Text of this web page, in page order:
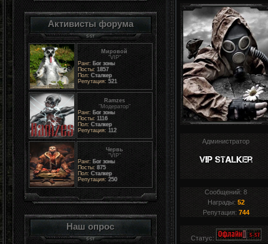
Активисты форума
Мировой
"VIP"
Ранг: Бог зоны
Посты: 1857
Пол: Сталкер
Репутация: 521
Ramzes
"Модератор"
Ранг: Бог зоны
Посты: 1116
Пол: Сталкер
Репутация: 112
Червь
"VIP"
Ранг: Бог зоны
Посты: 875
Пол: Сталкер
Репутация: 250
Наш опрос
Администратор
Сообщений:8
Награды: 52
Репутация: 744
Статус: